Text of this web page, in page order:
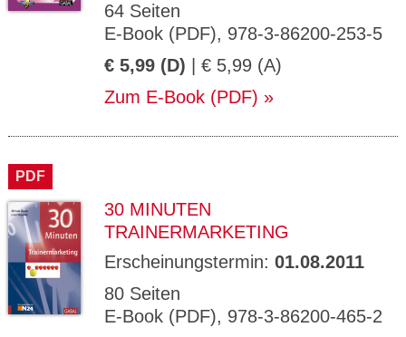
64 Seiten
E-Book (PDF), 978-3-86200-253-5
€ 5,99 (D) | € 5,99 (A)
Zum E-Book (PDF)
PDF
30 MINUTEN
TRAINERMARKETING
Erscheinungstermin: 01.08.2011
80 Seiten
E-Book (PDF), 978-3-86200-465-2